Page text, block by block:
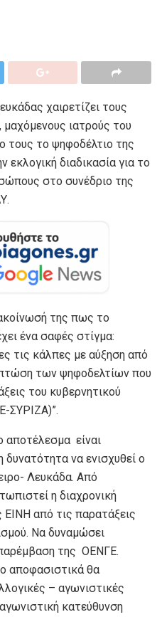
χαιρετίζει τους
μαχόμενους ιατρούς του
τους το ψηφοδέλτιο της
διαδικασία για το
στο συνέδριο της
της πως το
ένα σαφές στίγμα:
τις κάλπες με αύξηση από
των ψηφοδελτίων που
του κυβερνητικού
ΣΥΡΙΖΑ)”.
αποτέλεσμα είναι
να ενισχυθεί ο
Λευκάδα. Από
η διαχρονική
από τις παρατάξεις
Να δυναμώσει
της ΟΕΝΓΕ.
αποφασιστικά θα
– αγωνιστικές
κατεύθυνση